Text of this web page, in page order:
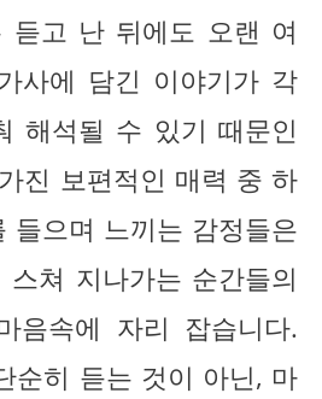
듣고 난 뒤에도 오랜 여
사에 담긴 이야기가 각
해석될 수 있기 때문인
진 보편적인 매력 중 하
들으며 느끼는 감정들은
스쳐 지나가는 순간들의
음속에 자리 잡습니다.
순히 듣는 것이 아닌, 마